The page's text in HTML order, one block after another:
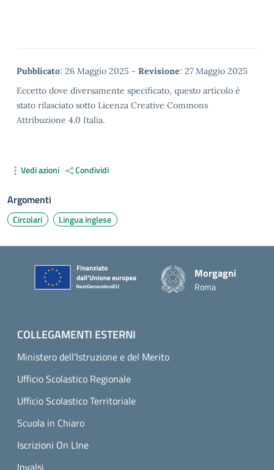
Metadata
Pubblicato: 26 Maggio 2025 - Revisione: 27 Maggio 2025
Eccetto dove diversamente specificato, questo articolo è
stato rilasciato sotto Licenza Creative Commons
Attribuzione 4.0 Italia.
Vedi azioni Condividi
Argomenti
Circolari Lingua inglese
Piè di pagina
Morgagni
Roma
COLLEGAMENTI ESTERNI
Ministero dell'Istruzione e del Merito
Ufficio Scolastico Regionale
Ufficio Scolastico Territoriale
Scuola in Chiaro
Iscrizioni On LIne
Invalsi